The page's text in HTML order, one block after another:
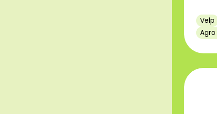
Velp